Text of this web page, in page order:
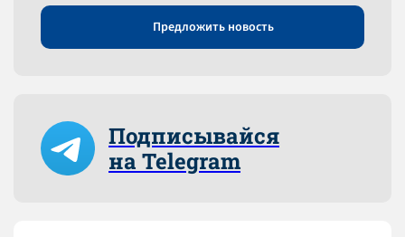
Предложить новость
Подписывайся
на Telegram